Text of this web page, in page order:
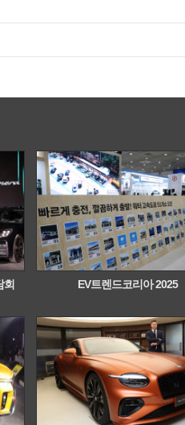
회 EV트렌드코리아 2025